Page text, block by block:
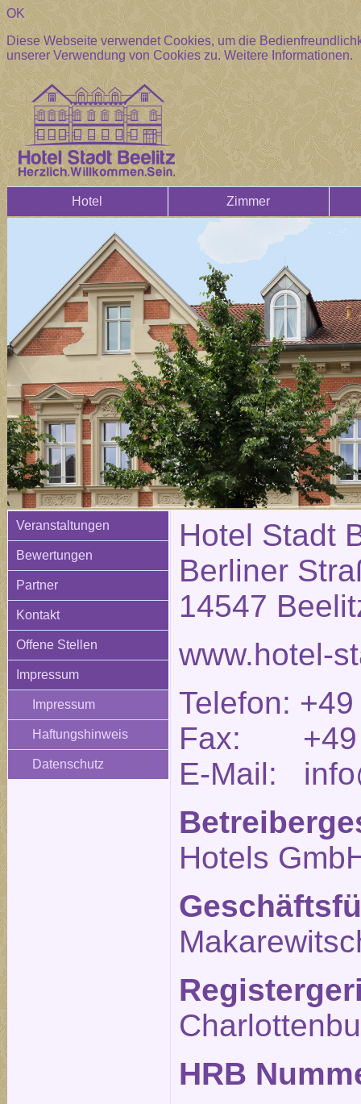
OK
Diese Webseite verwendet Cookies, um die
unserer Verwendung von Cookies zu.Weitere Informationen.
Hotel Zimmer
Veranstaltungen
Bewertungen
Partner
Kontakt
Offene Stellen
Impressum
Impressum
Haftungshinweis
Datenschutz
Hotel Stadt
Berliner
14547
www.hotel-
Telefon:
Fax: +49
E-Mail:
Hotels
HRB